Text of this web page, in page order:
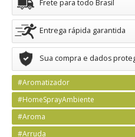
Frete para todo Brasil
Entrega rápida garantida
Sua compra e dados
#Aromatizador
#HomeSprayAmbiente
#Aroma
#Arruda